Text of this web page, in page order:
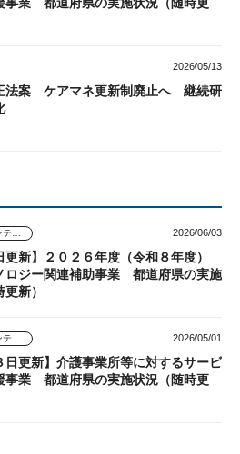
事業 都道府県の実施状況（随時更
2026/05/13
法案 ケアマネ更新制廃止へ 継続研
お役立ちコンテンツ 2026/06/03
更新】２０２６年度（令和８年度）
ロジー関連補助事業 都道府県の実施
新）
お役立ちコンテンツ 2026/05/01
日更新】介護事業所等に対するサービ
事業 都道府県の実施状況（随時更